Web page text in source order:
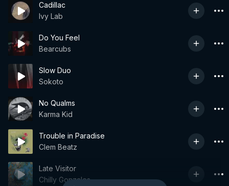
Cadillac
Ivy Lab
Do You Feel
Bearcubs
Slow Duo
Sokoto
No Qualms
Karma Kid
Trouble in Paradise
Clem Beatz
Late Visitor
Chilly Gonzales